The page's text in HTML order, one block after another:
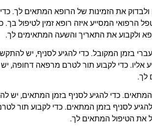
את הזמינות של הרופא המתאים לך.
הרפואי המסייע איזה רופא זמין לטיפול
ולקבוע את התאריך והשעה המתאימים לך.
בזמן המקובל. כדי להגיע לסניף, יש
אליו. כדי לקבוע תור לטרם מרפאה דחופה,
לך.
המתאים. כדי להגיע לסניף בזמן המתאים,
להגיע לסניף בזמן המתאים. כדי לקבוע תור
את הטיפול המתאים לך.